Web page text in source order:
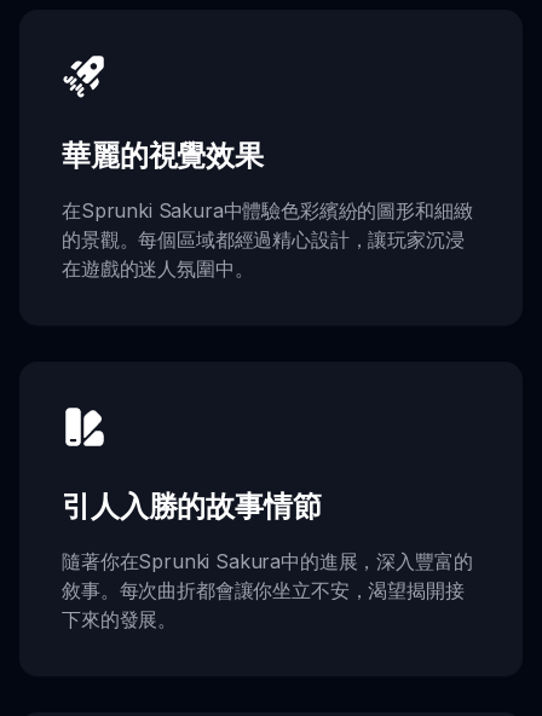
華麗的視覺效果
在Sprunki Sakura中體驗色彩繽紛的圖形和細緻
的景觀。每個區域都經過精心設計，讓玩家沉浸
在遊戲的迷人氛圍中。
引人入勝的故事情節
隨著你在Sprunki Sakura中的進展，深入豐富的
敘事。每次曲折都會讓你坐立不安，渴望揭開接
下來的發展。